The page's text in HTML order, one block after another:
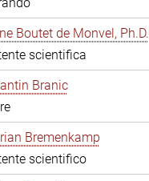
Boutet de Monvel, Ph.D.
scientifica
Branic
Bremenkamp
scientifico